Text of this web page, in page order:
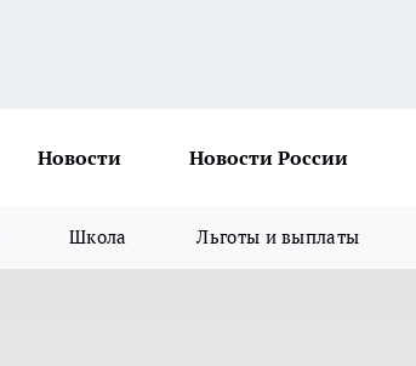
Новости Новости России
Школа Льготы и выплаты